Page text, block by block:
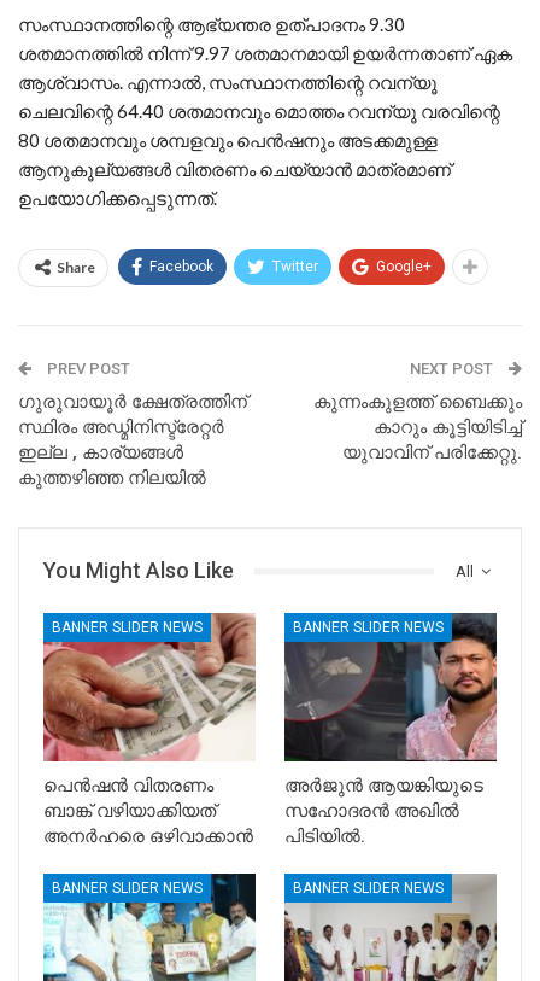
സംസ്ഥാനത്തിന്റെ ആഭ്യന്തര ഉത്പാദനം 9.30
ശതമാനത്തിൽ നിന്ന് 9.97 ശതമാനമായി ഉയർന്നതാണ് ഏക
ആശ്വാസം. എന്നാൽ, സംസ്ഥാനത്തിന്റെ റവന്യൂ
ചെലവിന്റെ 64.40 ശതമാനവും മൊത്തം റവന്യൂ വരവിന്റെ
80 ശതമാനവും ശമ്പളവും പെൻഷനും അടക്കമുള്ള
ആനുകൂല്യങ്ങൾ വിതരണം ചെയ്യാൻ മാത്രമാണ്
ഉപയോഗിക്കപ്പെടുന്നത്.
Share Facebook Twitter Google+
PREV POST
ഗുരുവായൂർ ക്ഷേത്രത്തിന്
സ്ഥിരം അഡ്മിനിസ്ട്രേറ്റർ
ഇല്ല , കാര്യങ്ങൾ
കുത്തഴിഞ്ഞ നിലയിൽ
NEXT POST
കുന്നംകുളത്ത് ബൈക്കും
കാറും കൂട്ടിയിടിച്ച്
യുവാവിന് പരിക്കേറ്റു.
All
You Might Also Like
BANNER SLIDER NEWS
പെൻഷൻ വിതരണം
ബാങ്ക് വഴിയാക്കിയത്
അനർഹരെ ഒഴിവാക്കാൻ
BANNER SLIDER NEWS
അർജുൻ ആയങ്കിയുടെ
സഹോദരൻ അഖിൽ
പിടിയിൽ.
BANNER SLIDER NEWS BANNER SLIDER NEWS